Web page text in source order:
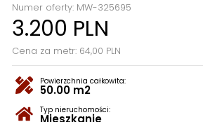
Numer oferty: MW-325695
3.200 PLN
Cena za metr: 64,00 PLN
Powierzchnia całkowita:
50.00 m2
Typ nieruchomości:
Mieszkanie